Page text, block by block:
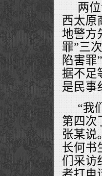
两
西太原
地警方
罪”三
陷害罪
据不足
是民事
“我
第四次
张某说
长何书
们采访